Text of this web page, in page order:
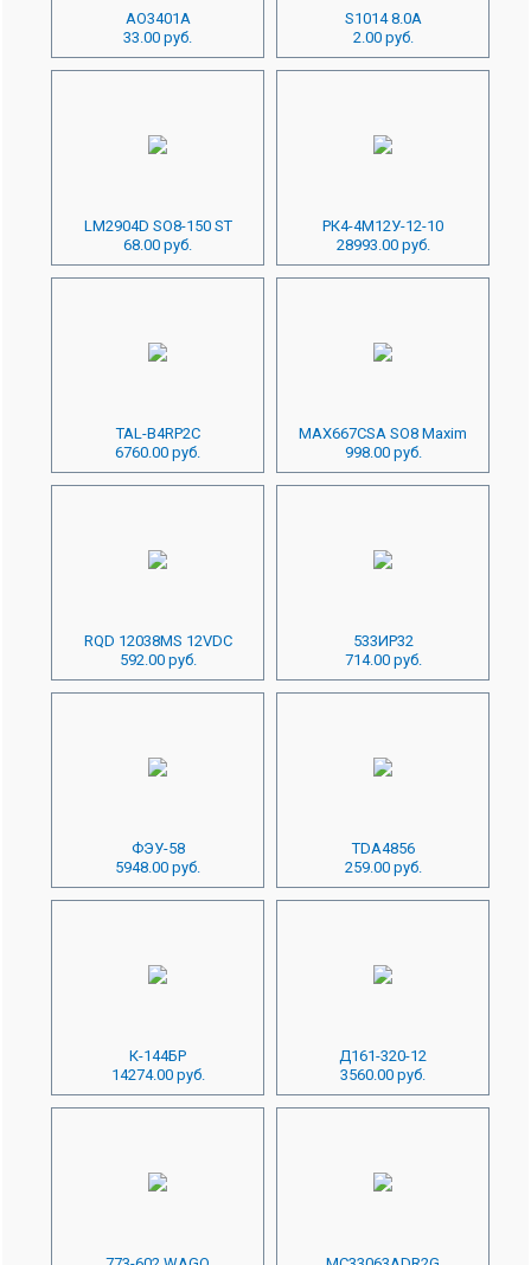
AO3401A
33.00 руб.
S1014 8.0A
2.00 руб.
LM2904D SO8-150 ST
68.00 руб.
РК4-4М12У-12-10
28993.00 руб.
TAL-B4RP2C
6760.00 руб.
MAX667CSA SO8 Maxim
998.00 руб.
RQD 12038MS 12VDC
592.00 руб.
533ИР32
714.00 руб.
ФЭУ-58
5948.00 руб.
TDA4856
259.00 руб.
К-144БР
14274.00 руб.
Д161-320-12
3560.00 руб.